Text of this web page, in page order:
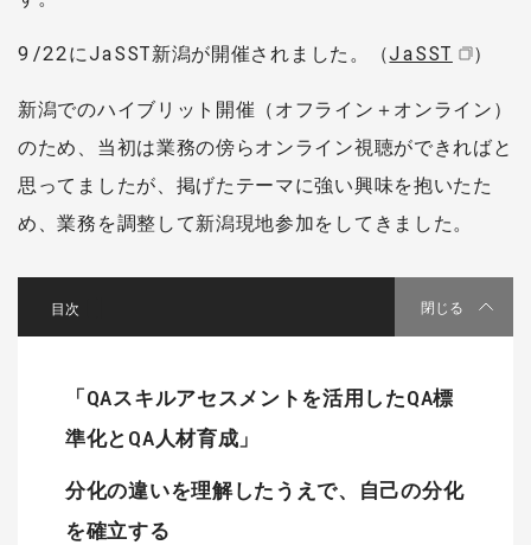
9/22にJaSST新潟が開催されました。（JaSST ）
新潟でのハイブリット開催（オフライン＋オンライン）
のため、当初は業務の傍らオンライン視聴ができればと
思ってましたが、掲げたテーマに強い興味を抱いたた
め、業務を調整して新潟現地参加をしてきました。
閉じる
「QAスキルアセスメントを活用したQA標
準化とQA人材育成」
分化の違いを理解したうえで、自己の分化
を確立する